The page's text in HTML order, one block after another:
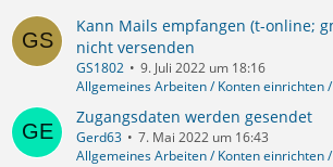
Kann Mails empfangen (t-online;
nicht versenden
GS1802
9. Juli 2022 um 18:16
Allgemeines Arbeiten / Konten einrichten
Zugangsdaten werden gesendet
Gerd63
7. Mai 2022 um 16:43
Allgemeines Arbeiten / Konten einrichten